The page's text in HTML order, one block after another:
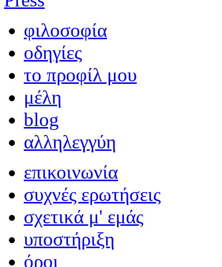
φιλοσοφία
οδηγίες
το προφίλ μου
μέλη
blog
αλληλεγγύη
επικοινωνία
συχνές ερωτήσεις
σχετικά μ' εμάς
υποστήριξη
όροι